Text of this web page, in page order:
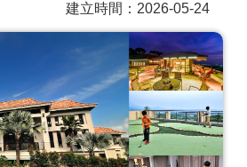
建立時間：2026-05-24